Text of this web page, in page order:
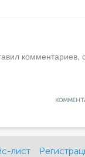
комментариев,
лист